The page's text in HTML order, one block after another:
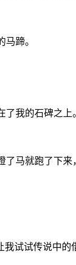
蹄。
我的石碑之上
马就跑了下
试试传说中的